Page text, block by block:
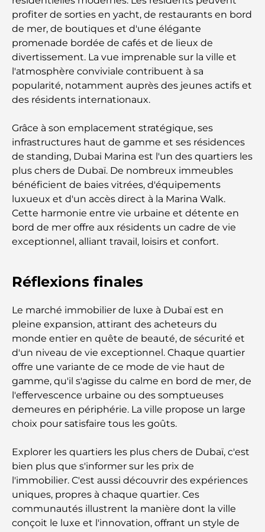
Les marques de costumes les plus chères qui
définissent le luxe sur mesure
Restaurants de J1 Beach : la nouvelle destination
gastronomique de luxe à Dubaï
Crèches à Dubai Hills : Guide pour les parents
A Brief Guide to Buying Property in Dubai (2025-
26)
Les meilleurs cafés du centre-ville de Dubaï : le
Les Mercedes les plus chères jamais créées
Déménager à Dubaï depuis l'Australie : Guide
complet du déménagement
Safari de luxe d'une nuit dans le désert de Dubaï :
une escapade haut de gamme
Les voitures les plus chères de Tesla : l'innovation
au service de la performance
Restaurants Al Wasl : les restaurants les plus
célèbres de Dubaï
Les 10 pays les plus riches du monde
profiter de sorties en yacht, de restaurants en bord
de mer, de boutiques et d'une élégante
promenade bordée de cafés et de lieux de
divertissement. La vue imprenable sur la ville et
l'atmosphère conviviale contribuent à sa
popularité, notamment auprès des jeunes actifs et
des résidents internationaux.
Grâce à son emplacement stratégique, ses
infrastructures haut de gamme et ses résidences
de standing, Dubai Marina est l'un des quartiers les
plus chers de Dubaï. De nombreux immeubles
bénéficient de baies vitrées, d'équipements
luxueux et d'un accès direct à la Marina Walk.
Cette harmonie entre vie urbaine et détente en
bord de mer offre aux résidents un cadre de vie
exceptionnel, alliant travail, loisirs et confort.
Réflexions finales
Le marché immobilier de luxe à Dubaï est en
pleine expansion, attirant des acheteurs du
monde entier en quête de beauté, de sécurité et
d'un niveau de vie exceptionnel. Chaque quartier
offre une variante de ce mode de vie haut de
gamme, qu'il s'agisse du calme en bord de mer, de
l'effervescence urbaine ou des somptueuses
demeures en périphérie. La ville propose un large
choix pour satisfaire tous les goûts.
Explorer les quartiers les plus chers de Dubaï, c'est
bien plus que s'informer sur les prix de
l'immobilier. C'est aussi découvrir des expériences
uniques, propres à chaque quartier. Ces
communautés illustrent la manière dont la ville
conçoit le luxe et l'innovation, offrant un style de